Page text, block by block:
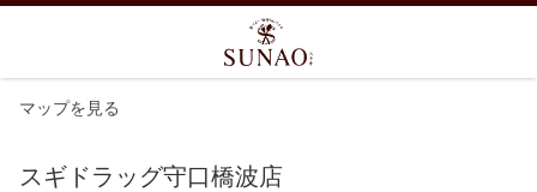
マップを見る
スギドラッグ守口橋波店